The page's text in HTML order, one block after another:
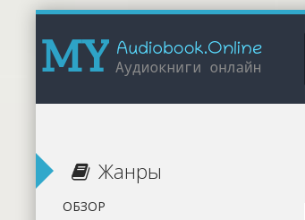
Жанры
ОБЗОР